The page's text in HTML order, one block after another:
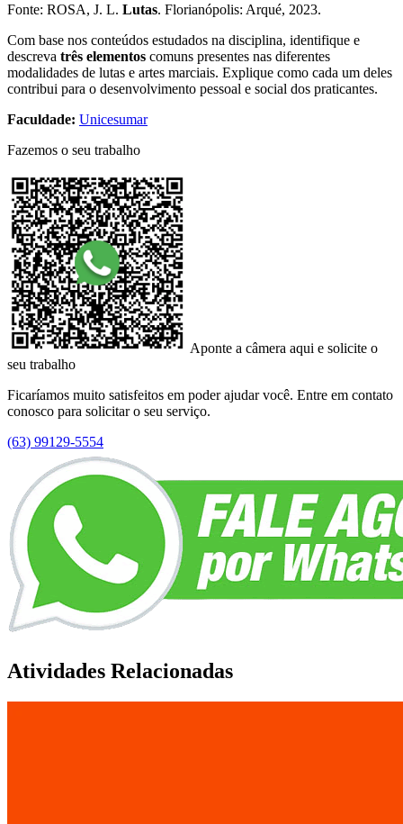
Fonte: ROSA, J. L. Lutas. Florianópolis: Arqué, 2023.
Com base nos conteúdos estudados na disciplina, identifique e
descreva três elementos comuns presentes nas diferentes
modalidades de lutas e artes marciais. Explique como cada um deles
contribui para o desenvolvimento pessoal e social dos praticantes.
Faculdade: Unicesumar
Fazemos o seu trabalho
Aponte a câmera aqui e solicite o
seu trabalho
Ficaríamos muito satisfeitos em poder ajudar você. Entre em contato
conosco para solicitar o seu serviço.
(63) 99129-5554
Atividades Relacionadas